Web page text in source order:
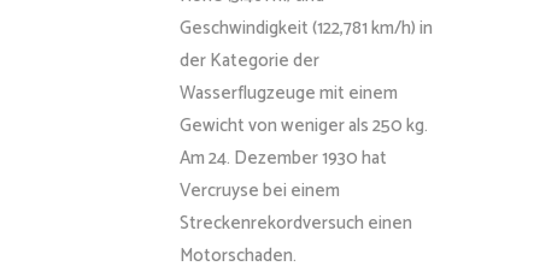
Geschwindigkeit (122,781 km/h) in
der Kategorie der
Wasserflugzeuge mit einem
Gewicht von weniger als 250 kg.
Am 24. Dezember 1930 hat
Vercruyse bei einem
Streckenrekordversuch einen
Motorschaden.